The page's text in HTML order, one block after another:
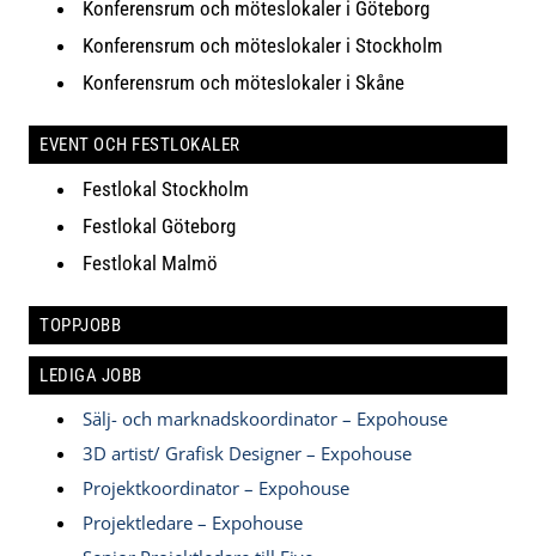
Konferensrum och möteslokaler i Göteborg
Konferensrum och möteslokaler i Stockholm
Konferensrum och möteslokaler i Skåne
EVENT OCH FESTLOKALER
Festlokal Stockholm
Festlokal Göteborg
Festlokal Malmö
TOPPJOBB
LEDIGA JOBB
Sälj- och marknadskoordinator – Expohouse
3D artist/ Grafisk Designer – Expohouse
Projektkoordinator – Expohouse
Projektledare – Expohouse